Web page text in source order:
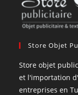
Store Objet
Store objet
et l'importation
entreprises en